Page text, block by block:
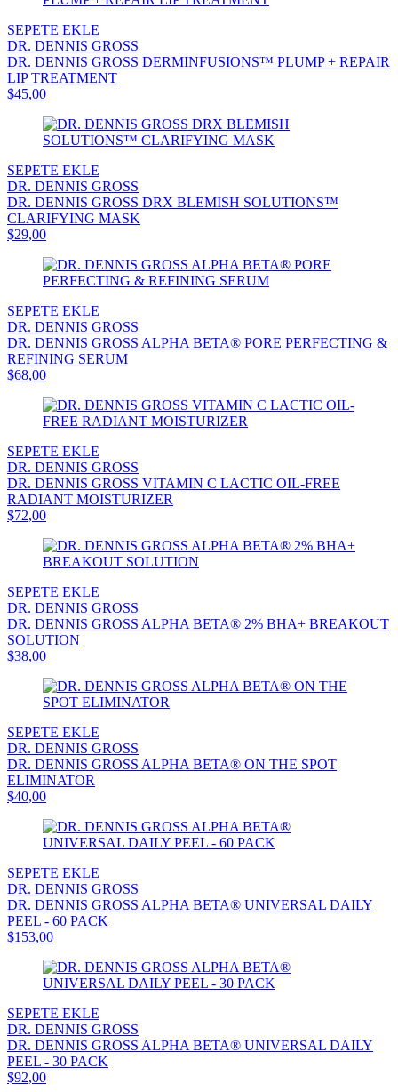
SEPETE EKLE
DR. DENNIS GROSS
DR. DENNIS GROSS DERMINFUSIONS™ PLUMP + REPAIR
LIP TREATMENT
$45,00
SEPETE EKLE
DR. DENNIS GROSS
DR. DENNIS GROSS DRX BLEMISH SOLUTIONS™
CLARIFYING MASK
$29,00
SEPETE EKLE
DR. DENNIS GROSS
DR. DENNIS GROSS ALPHA BETA® PORE PERFECTING &
REFINING SERUM
$68,00
SEPETE EKLE
DR. DENNIS GROSS
DR. DENNIS GROSS VITAMIN C LACTIC OIL-FREE
RADIANT MOISTURIZER
$72,00
SEPETE EKLE
DR. DENNIS GROSS
DR. DENNIS GROSS ALPHA BETA® 2% BHA+ BREAKOUT
SOLUTION
$38,00
SEPETE EKLE
DR. DENNIS GROSS
DR. DENNIS GROSS ALPHA BETA® ON THE SPOT
ELIMINATOR
$40,00
SEPETE EKLE
DR. DENNIS GROSS
DR. DENNIS GROSS ALPHA BETA® UNIVERSAL DAILY
PEEL - 60 PACK
$153,00
SEPETE EKLE
DR. DENNIS GROSS
DR. DENNIS GROSS ALPHA BETA® UNIVERSAL DAILY
PEEL - 30 PACK
$92,00